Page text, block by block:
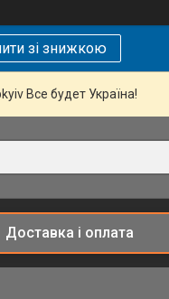
зі знижкою
Все будет Україна!
Доставка і оплата